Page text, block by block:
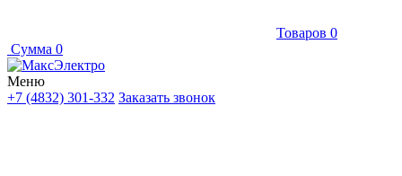
Товаров 0
Сумма 0
Меню
+7 (4832) 301-332 Заказать звонок